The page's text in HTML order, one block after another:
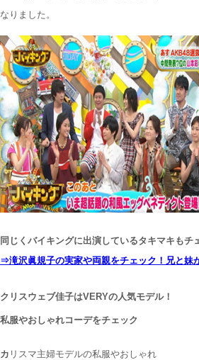
なりました。
同じくバイキングに出演しているタキマキもチ
⇒滝沢眞規子の実家や両親をチェック！兄と妹
クリスウェブ佳子はVERYの人気モデル！
私服やおしゃれコーデをチェック
カ リスマ主婦モデルの私服やおしゃれ